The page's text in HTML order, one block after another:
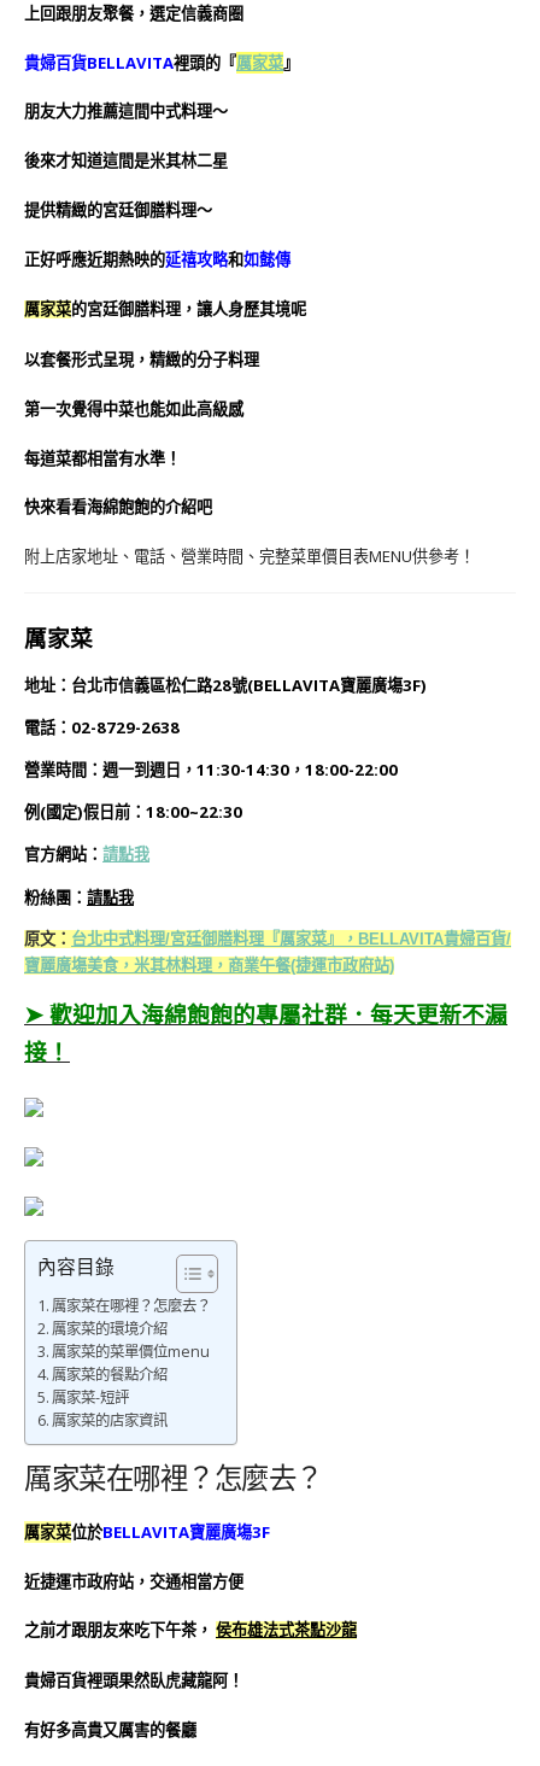
上回跟朋友聚餐，選定信義商圈
貴婦百貨BELLAVITA裡頭的『厲家菜』
朋友大力推薦這間中式料理～
後來才知道這間是米其林二星
提供精緻的宮廷御膳料理～
正好呼應近期熱映的延禧攻略和如懿傳
厲家菜的宮廷御膳料理， 讓人身歷其境呢
以套餐形式呈現，精緻的分子料理
第一次覺得中菜也能如此高級感
每道菜都相當有水準！
快來看看海綿飽飽的介紹吧
附上店家地址、電話、營業時間、完整菜單價目表MENU供參考！
厲家菜
地址：台北市信義區松仁路28號(BELLAVITA寶麗廣塲3F)
電話：02-8729-2638
營業時間：週一到週日，11:30-14:30， 18:00-22:00
例(國定)假日前：18:00~22:30
官方網站： 請點我
粉絲團： 請點我
原文： 台北中式料理/宮廷御膳料理『厲家菜』，BELLAVITA貴婦百貨/
寶麗廣塲美食，米其林料理，商業午餐(捷運市政府站)
➤ 歡迎加入海綿飽飽的專屬社群．每天更新不漏
接！
內容目錄
厲家菜在哪裡？怎麼去？
厲家菜的環境介紹
厲家菜的菜單價位menu
厲家菜的餐點介紹
厲家菜-短評
厲家菜的店家資訊
厲家菜在哪裡？怎麼去？
厲家菜位於BELLAVITA寶麗廣塲3F
近捷運市政府站，交通相當方便
之前才跟朋友來吃下午茶， 侯布雄法式茶點沙龍
貴婦百貨裡頭果然臥虎藏龍阿！
有好多高貴又厲害的餐廳